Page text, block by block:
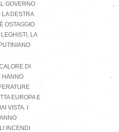
GOVERNO
DESTRA
OSTAGGIO
LEGHISTI, LA
DI
HANNO
EUROPA E
VISTA. I
INCENDI